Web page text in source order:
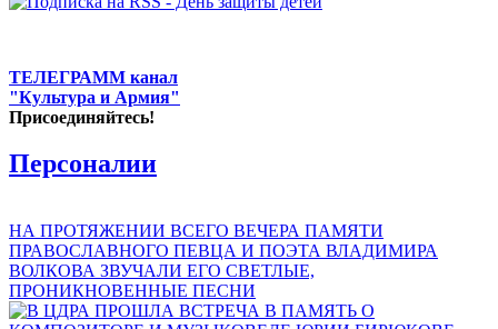
ТЕЛЕГРАММ канал
"Культура и Армия"
Присоединяйтесь!
Персоналии
НА ПРОТЯЖЕНИИ ВСЕГО ВЕЧЕРА ПАМЯТИ
ПРАВОСЛАВНОГО ПЕВЦА И ПОЭТА ВЛАДИМИРА
ВОЛКОВА ЗВУЧАЛИ ЕГО СВЕТЛЫЕ,
ПРОНИКНОВЕННЫЕ ПЕСНИ